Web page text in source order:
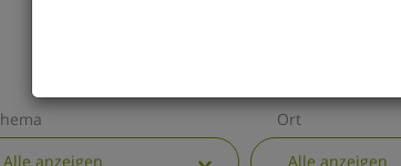
Alle anzeigen
Ort
Alle anzeigen